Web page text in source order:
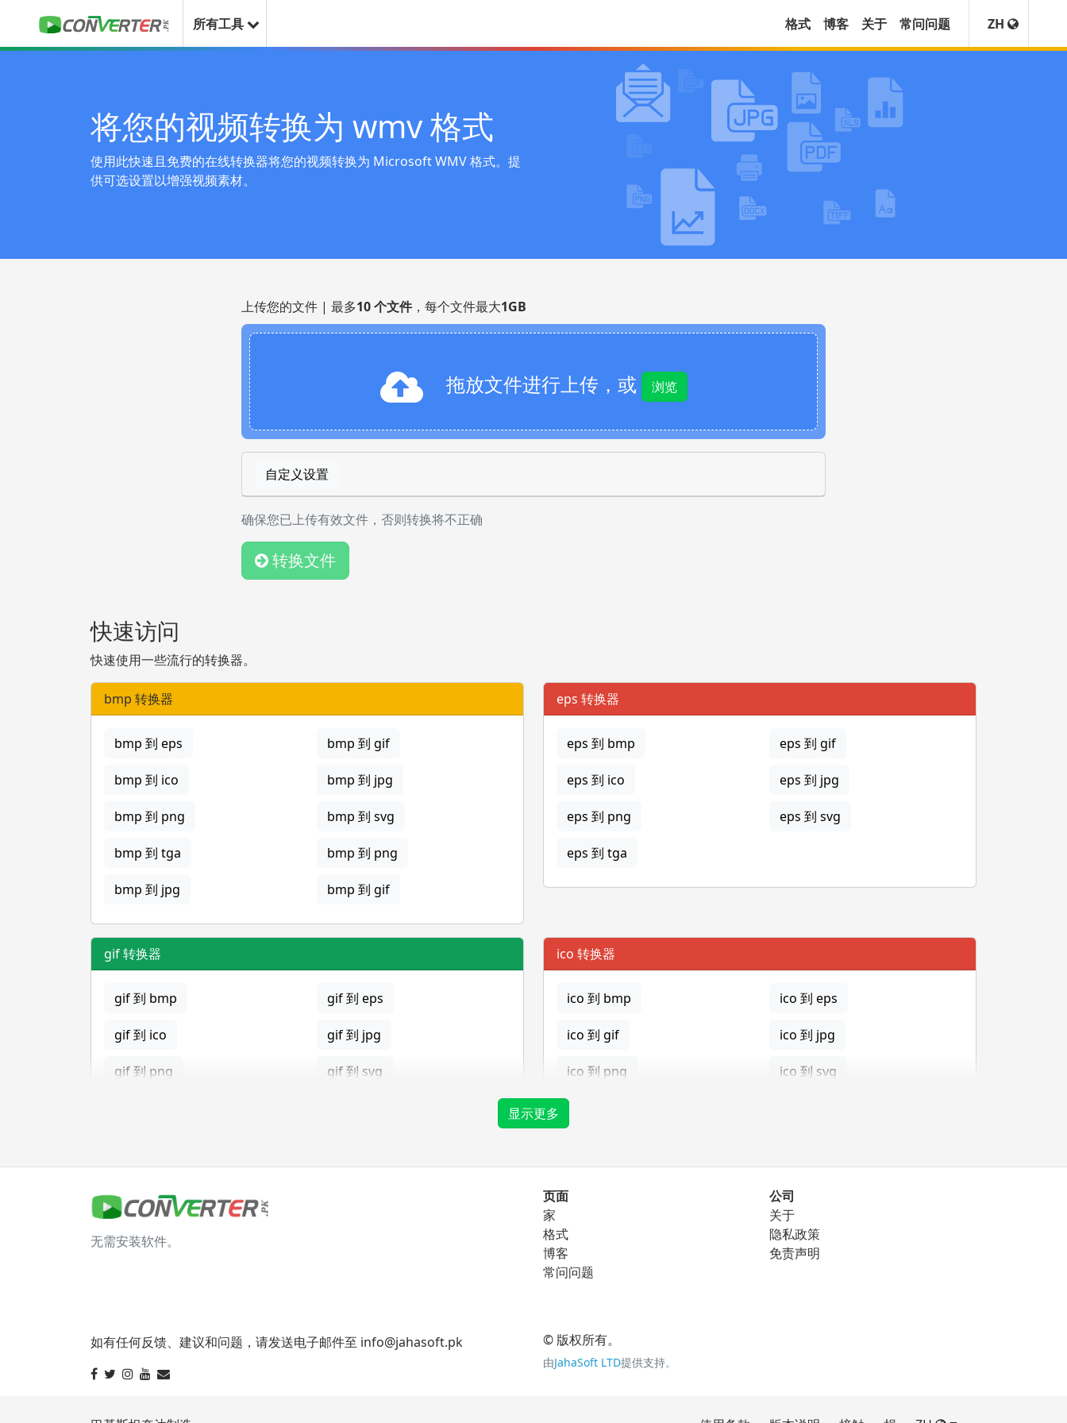
所有工具 格式 博客 关于 常问问题 ZH
将您的视频转换为 wmv 格式
使用此快速且免费的在线转换器将您的视频转换为 Microsoft WMV 格式。提
供可选设置以增强视频素材。
上传您的文件 | 最多10 个文件，每个文件最大1GB
拖放文件进行上传，或 浏览
自定义设置
确保您已上传有效文件，否则转换将不正确
转换文件
快速访问
快速使用一些流行的转换器。
bmp 转换器
bmp 到 eps bmp 到 gif
bmp 到 ico bmp 到 jpg
bmp 到 png bmp 到 svg
bmp 到 tga bmp 到 png
bmp 到 jpg bmp 到 gif
eps 转换器
eps 到 bmp eps 到 gif
eps 到 ico eps 到 jpg
eps 到 png eps 到 svg
eps 到 tga
gif 转换器
gif 到 bmp gif 到 eps
gif 到 ico gif 到 jpg
gif 到 png gif 到 svg
ico 转换器
ico 到 bmp ico 到 eps
ico 到 gif ico 到 jpg
ico 到 png ico 到 svg
ico 到 tga
jpg 转换器
jpg 到 bmp
jpg 到 gif
png 转换器
png 到 eps
png 到 gif png 到 ico
显示更多
无需安装软件。
页面
家
格式
博客
常问问题
公司
关于
隐私政策
免责声明
如有任何反馈、建议和问题，请发送电子邮件至 info@jahasoft.pk © 版权所有。
由JahaSoft LTD提供支持。